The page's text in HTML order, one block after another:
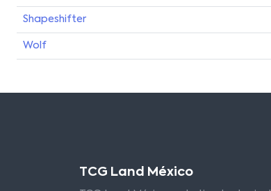
Shapeshifter
Wolf
TCG Land México